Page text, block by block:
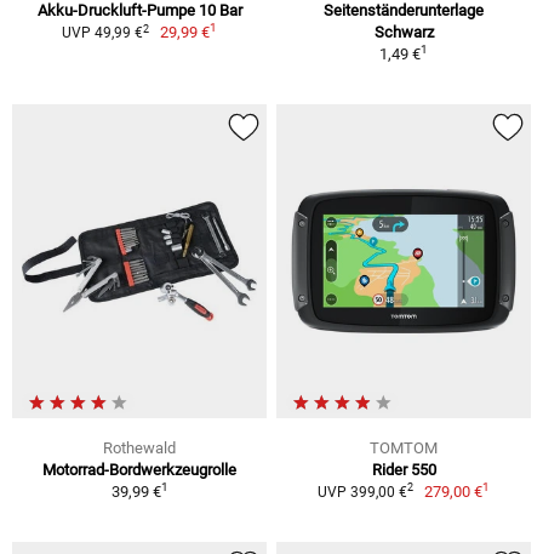
Akku-Druckluft-Pumpe 10 Bar
UVP 49,99 €2 29,99 €1
Seitenständerunterlage
Schwarz
1,49 €1
Rothewald
Motorrad-Bordwerkzeugrolle
39,99 €1
TOMTOM
Rider 550
UVP 399,00 €2 279,00 €1